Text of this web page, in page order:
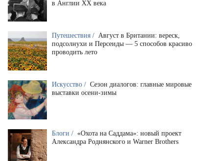
в Англии XX века
Путешествия / Август в Британии: вереск,
подсолнухи и Персеиды — 5 способов красиво
проводить лето
Искусство / Сезон диалогов: главные мировые
выставки осени-зимы
Блоги / «Охота на Саддама»: новый проект
Александра Роднянского и Warner Brothers